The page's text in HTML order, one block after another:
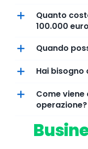
Quanto
100.000
Quando
Hai bisogno
Come
operazione?